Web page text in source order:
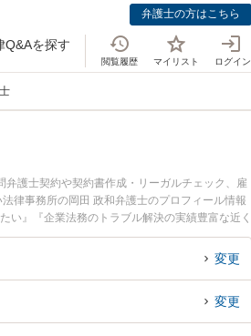
弁護士の方はこちら
Q&Aを探す
閲覧履歴 マイリスト ログイン
護士契約や契約書作成・リーガルチェック、雇
律事務所の岡田 政和弁護士のプロフィール情報
い』『企業法務のトラブル解決の実績豊富な近く
さんにおすすめです。
変更
変更